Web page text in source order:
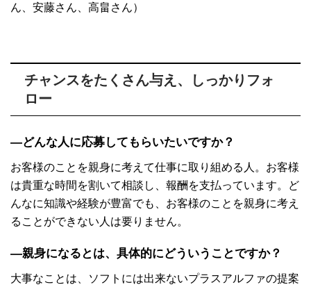
ん、安藤さん、高畠さん）
チャンスをたくさん与え、しっかりフォ
ロー
―どんな人に応募してもらいたいですか？
お客様のことを親身に考えて仕事に取り組める人。お客様
は貴重な時間を割いて相談し、報酬を支払っています。ど
んなに知識や経験が豊富でも、お客様のことを親身に考え
ることができない人は要りません。
―親身になるとは、具体的にどういうことですか？
大事なことは、ソフトには出来ないプラスアルファの提案